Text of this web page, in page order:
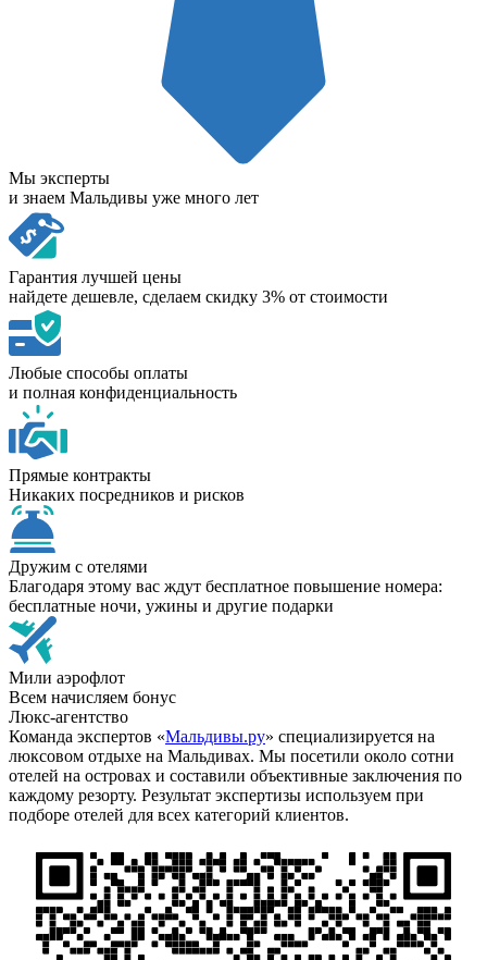
Мы эксперты
и знаем Мальдивы уже много лет
Гарантия лучшей цены
найдете дешевле, сделаем скидку 3% от стоимости
Любые способы оплаты
и полная конфиденциальность
Прямые контракты
Никаких посредников и рисков
Дружим с отелями
Благодаря этому вас ждут бесплатное повышение номера:
бесплатные ночи, ужины и другие подарки
Мили аэрофлот
Всем начисляем бонус
Люкс-агентство
Команда экспертов «Мальдивы.ру» специализируется на
люксовом отдыхе на Мальдивах. Мы посетили около сотни
отелей на островах и составили объективные заключения по
каждому резорту. Результат экспертизы используем при
подборе отелей для всех категорий клиентов.